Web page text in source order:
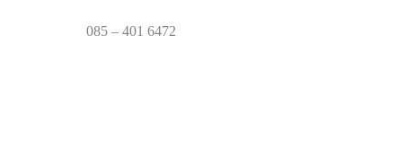
085 – 401 6472